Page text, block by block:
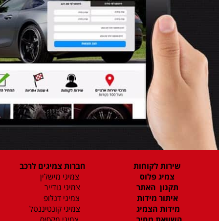
שירות לקוחות
צמיג פלוס
תקנון האתר
איתור מידות
מידות הצמיג
חברות צמיגים לרכב
צמיגי מישלין
צמיגי גודייר
צמיגי דנלופ
צמיגי קונטיננטל